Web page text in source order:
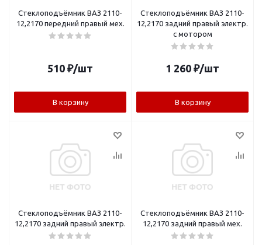
Стеклоподъёмник ВАЗ 2110-
12,2170 передний правый мех.
510 ₽/шт
В корзину
Стеклоподъёмник ВАЗ 2110-
12,2170 задний правый электр.
с мотором
1 260 ₽/шт
В корзину
Стеклоподъёмник ВАЗ 2110-
12,2170 задний правый электр.
Стеклоподъёмник ВАЗ 2110-
12,2170 задний правый мех.